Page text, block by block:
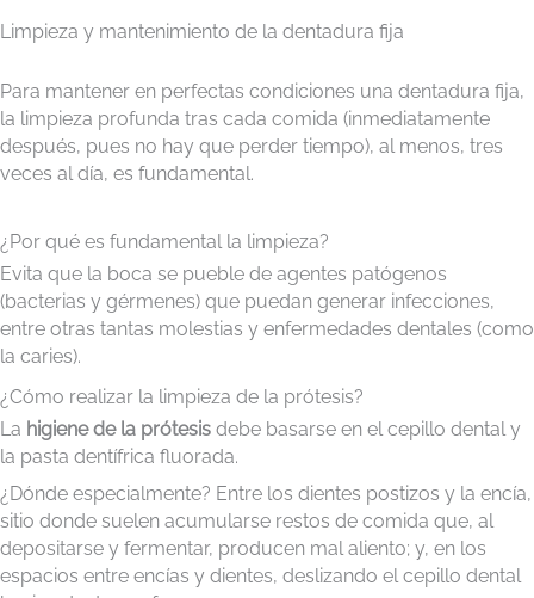
Limpieza y mantenimiento de la dentadura fija
Para mantener en perfectas condiciones una dentadura fija,
la limpieza profunda tras cada comida (inmediatamente
después, pues no hay que perder tiempo), al menos, tres
veces al día, es fundamental.
¿Por qué es fundamental la limpieza?
Evita que la boca se pueble de agentes patógenos
(bacterias y gérmenes) que puedan generar infecciones,
entre otras tantas molestias y enfermedades dentales (como
la caries).
¿Cómo realizar la limpieza de la prótesis?
La higiene de la prótesis debe basarse en el cepillo dental y
la pasta dentífrica fluorada.
¿Dónde especialmente? Entre los dientes postizos y la encía,
sitio donde suelen acumularse restos de comida que, al
depositarse y fermentar, producen mal aliento; y, en los
espacios entre encías y dientes, deslizando el cepillo dental